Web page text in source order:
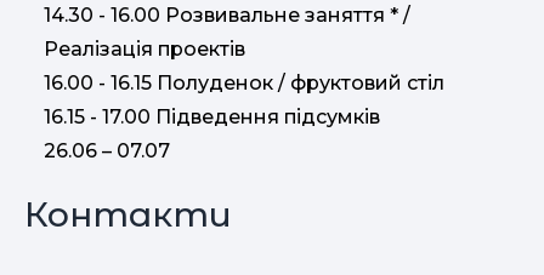
14.30 - 16.00 Розвивальне заняття * /
Реалізація проектів
16.00 - 16.15 Полуденок / фруктовий стіл
16.15 - 17.00 Підведення підсумків
26.06 – 07.07
Контакти